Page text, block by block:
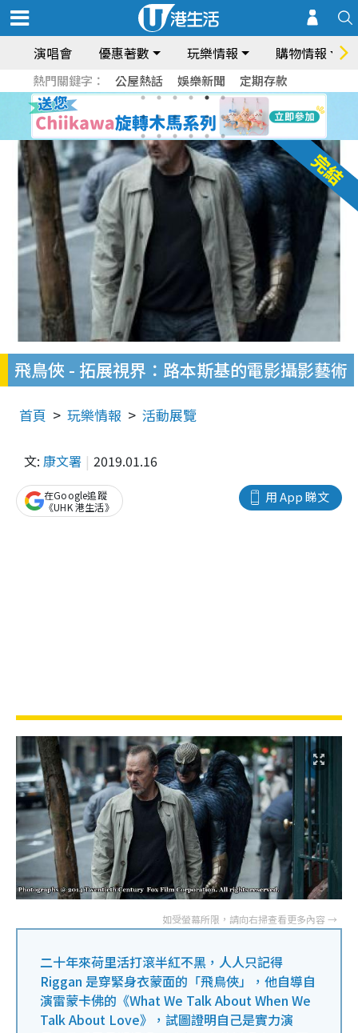
演唱會 優惠著數 玩樂情報 購物情報
熱門關鍵字： 公屋熱話 娛樂新聞 定期存款
飛鳥俠 - 拓展視界：路本斯基的電影攝影藝術
首頁 玩樂情報 活動展覽
文: 康文署 2019.01.16
用 App 睇文
在Google追蹤
《UHK 港生活》
二十年來荷里活打滾半紅不黑，人人只記得
Riggan 是穿緊身衣蒙面的「飛鳥俠」，他自導自
演雷蒙卡佛的《What We Talk About When We
Talk About Love》，試圖證明自己是實力演